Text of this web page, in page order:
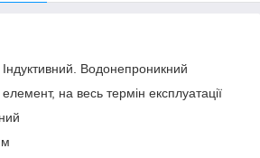
Водонепроникний
на весь термін експлуатації